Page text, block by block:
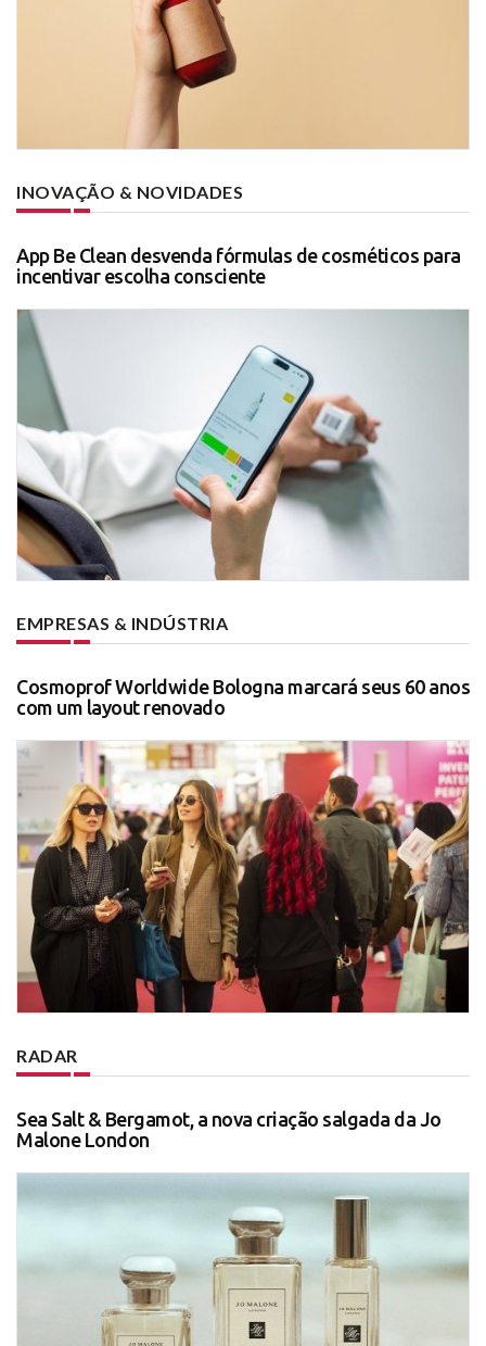
INOVAÇÃO & NOVIDADES
App Be Clean desvenda fórmulas de cosméticos para
incentivar escolha consciente
EMPRESAS & INDÚSTRIA
Cosmoprof Worldwide Bologna marcará seus 60 anos
com um layout renovado
RADAR
Sea Salt & Bergamot, a nova criação salgada da Jo
Malone London